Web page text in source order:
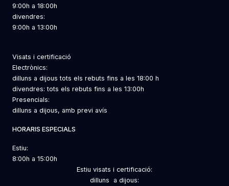
9:00h a 18:00h
divendres:
9:00h a 13:00h
Visats i certificació
Electrònics:
dilluns a dijous tots els rebuts fins a les 18:00 h
divendres: tots els rebuts fins a les 13:00h
Presencials:
dilluns a dijous, amb previ avís
HORARIS ESPECIALS
Estiu:
8:00h a 15:00h
Estiu visats i certificació:
dilluns a dijous: